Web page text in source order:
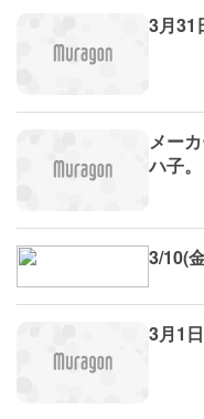
3月31
メー
ハ子。
3/10(
3月1